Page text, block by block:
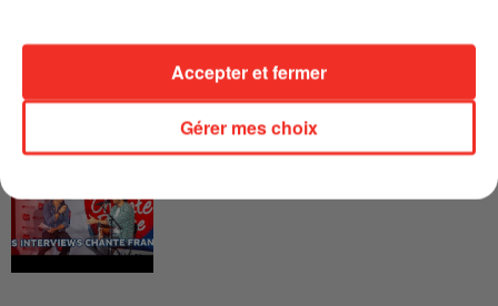
INTERVIEW CHANTE FRANCE AVEC
Gérer mes choix
Accepter et fermer